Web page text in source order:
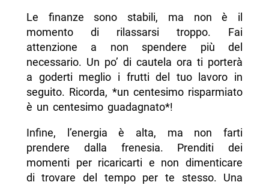
Le finanze sono stabili, ma non è il
momento di rilassarsi troppo. Fai
attenzione a non spendere più del
necessario. Un po’ di cautela ora ti porterà
a goderti meglio i frutti del tuo lavoro in
seguito. Ricorda, *un centesimo risparmiato
è un centesimo guadagnato*!
Infine, l’energia è alta, ma non farti
prendere dalla frenesia. Prenditi dei
momenti per ricaricarti e non dimenticare
di trovare del tempo per te stesso. Una